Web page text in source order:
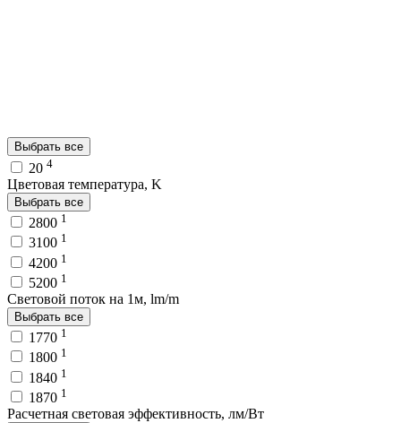
Выбрать все
20 4
Цветовая температура, K
Выбрать все
2800 1
3100 1
4200 1
5200 1
Световой поток на 1м, lm/m
Выбрать все
1770 1
1800 1
1840 1
1870 1
Расчетная световая эффективность, лм/Вт